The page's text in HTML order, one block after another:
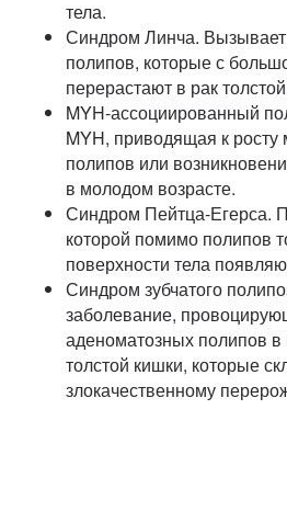
тела.
Синдром Линча.
полипов, которые с
перерастают в рак
MYH-ассоциированный
MYH, приводящая к
полипов или
в молодом возрасте.
Синдром Пейтца-Егерса.
которой помимо полипов
поверхности тела
Синдром зубчатого
заболевание,
аденоматозных полипов в
толстой кишки, которые
злокачественному